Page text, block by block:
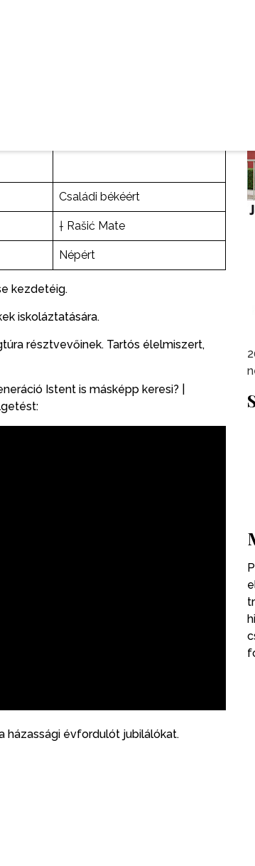
Családi békéért
† Rašić Mate
Népért
kezdetéig.
iskoláztatására.
résztvevőinek. Tartós élelmiszert,
Istent is másképp keresi? |
házassági évfordulót jubilálókat.